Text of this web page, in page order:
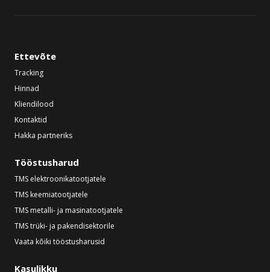
Ettevõte
Tracking
Hinnad
Kliendilood
Kontaktid
Hakka partneriks
Tööstusharud
TMS elektroonikatootjatele
TMS keemiatootjatele
TMS metalli- ja masinatootjatele
TMS trüki- ja pakendisektorile
Vaata kõiki tööstusharusid
Kasulikku